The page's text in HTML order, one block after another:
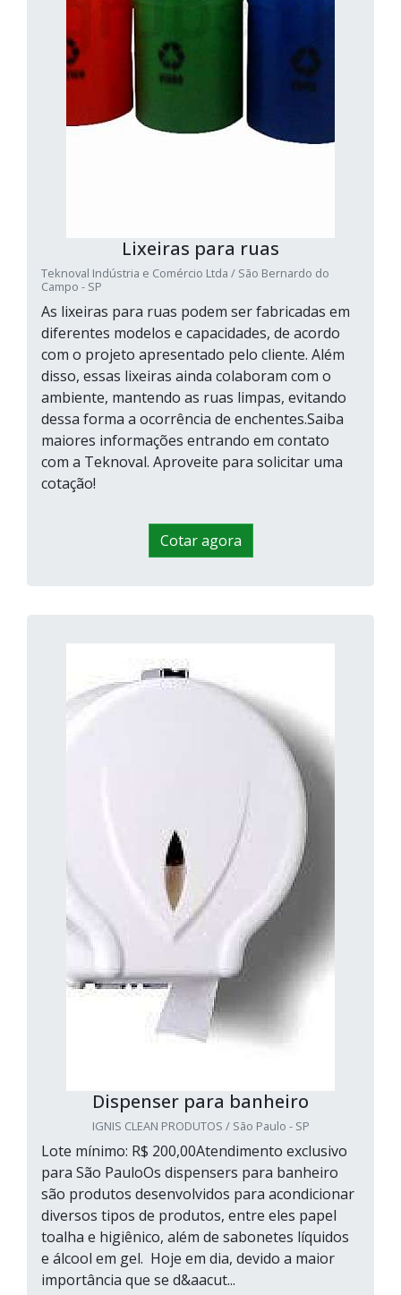
Lixeiras para ruas
Teknoval Indústria e Comércio Ltda / São Bernardo do
Campo - SP
As lixeiras para ruas podem ser fabricadas em
diferentes modelos e capacidades, de acordo
com o projeto apresentado pelo cliente. Além
disso, essas lixeiras ainda colaboram com o
ambiente, mantendo as ruas limpas, evitando
dessa forma a ocorrência de enchentes.Saiba
maiores informações entrando em contato
com a Teknoval. Aproveite para solicitar uma
cotação!
Cotar agora
Dispenser para banheiro
IGNIS CLEAN PRODUTOS / São Paulo - SP
Lote mínimo: R$ 200,00Atendimento exclusivo
para São PauloOs dispensers para banheiro
são produtos desenvolvidos para acondicionar
diversos tipos de produtos, entre eles papel
toalha e higiênico, além de sabonetes líquidos
e álcool em gel. Hoje em dia, devido a maior
importância que se d&aacut...